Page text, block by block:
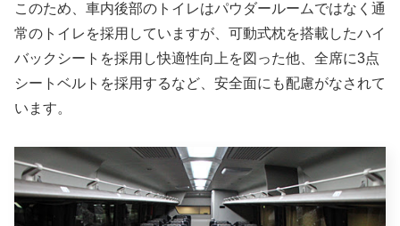
このため、車内後部のトイレはパウダールームではなく通
常のトイレを採用していますが、可動式枕を搭載したハイ
バックシートを採用し快適性向上を図った他、全席に3点
シートベルトを採用するなど、安全面にも配慮がなされて
います。